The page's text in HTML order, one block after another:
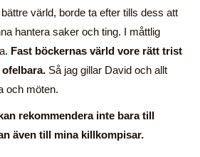
värld, borde ta efter tills dess att
hantera saker och ting. I måttlig
Fast böckernas värld vore rätt trist
Så jag gillar David och allt
och möten.
rekommendera inte bara till
även till mina killkompisar.